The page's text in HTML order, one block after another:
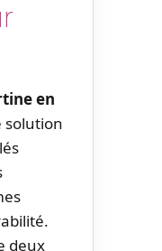
en
solution
deux